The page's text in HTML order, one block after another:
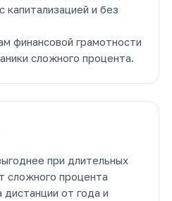
и без
финансовой грамотности
сложного процента.
при длительных
сложного процента
дистанции от года и